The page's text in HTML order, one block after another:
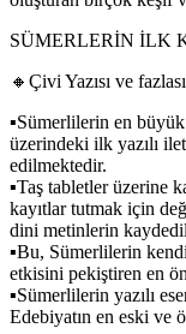
SÜMERLERİN İLK
🔸Çivi Yazısı ve
▪Sümerlilerin en
üzerindeki ilk yazılı
edilmektedir.
▪Taş tabletler üzerine
kayıtlar tutmak için
dini metinlerin
▪Bu, Sümerlilerin
etkisini pekiştiren en
▪Sümerlilerin yazılı
Edebiyatın en eski ve